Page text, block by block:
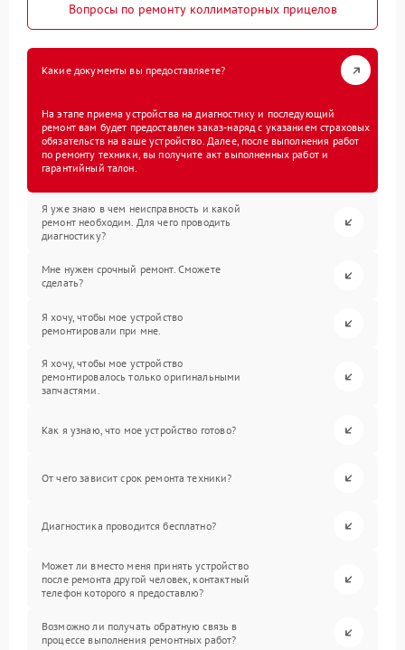
Вопросы по ремонту коллиматорных прицелов
Какие документы вы предоставляете?
На этапе приема устройства на диагностику и последующий
ремонт вам будет предоставлен заказ-наряд с указанием страховых
обязательств на ваше устройство. Далее, после выполнения работ
по ремонту техники, вы получите акт выполненных работ и
гарантийный талон.
Я уже знаю в чем неисправность и какой
ремонт необходим. Для чего проводить
диагностику?
Мне нужен срочный ремонт. Сможете
сделать?
Я хочу, чтобы мое устройство
ремонтировали при мне.
Я хочу, чтобы мое устройство
ремонтировалось только оригинальными
запчастями.
Как я узнаю, что мое устройство готово?
От чего зависит срок ремонта техники?
Диагностика проводится бесплатно?
Может ли вместо меня принять устройство
после ремонта другой человек, контактный
телефон которого я предоставлю?
Возможно ли получать обратную связь в
процессе выполнения ремонтных работ?